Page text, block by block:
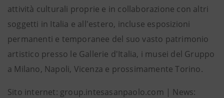
attività culturali proprie e in collaborazione con altri
soggetti in Italia e all'estero, incluse esposizioni
permanenti e temporanee del suo vasto patrimonio
artistico presso le Gallerie d'Italia, i musei del Gruppo
a Milano, Napoli, Vicenza e prossimamente Torino.
Sito internet: group.intesasanpaolo.com | News: